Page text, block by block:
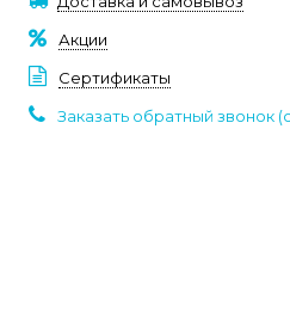
Акции
Сертификаты
Заказать обратный звонок